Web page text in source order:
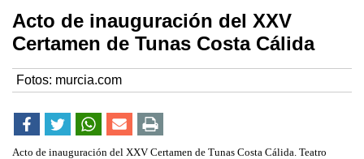
Acto de inauguración del XXV
Certamen de Tunas Costa Cálida
Fotos: murcia.com
Acto de inauguración del XXV Certamen de Tunas Costa Cálida. Teatro